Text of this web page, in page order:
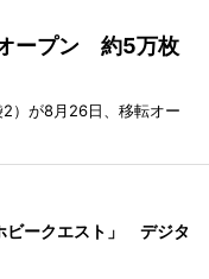
ープン 約5万枚
2）が8月26日、移転オー
ビークエスト」 デジタ